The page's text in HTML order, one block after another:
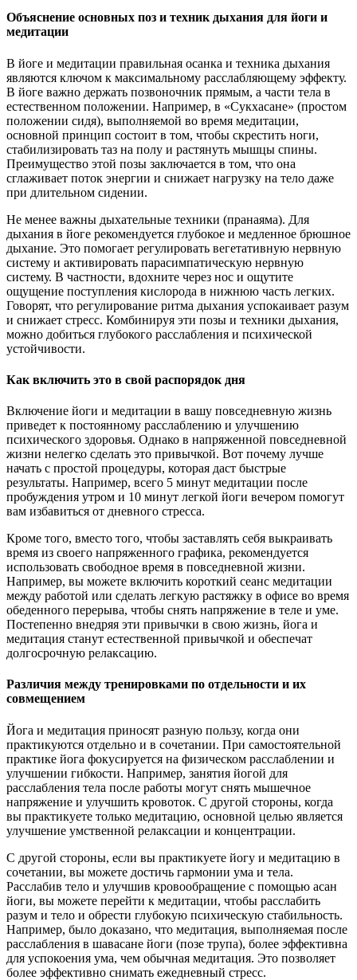
Объяснение основных поз и техник дыхания для йоги и
медитации
В йоге и медитации правильная осанка и техника дыхания
являются ключом к максимальному расслабляющему эффекту.
В йоге важно держать позвоночник прямым, а части тела в
естественном положении. Например, в «Сукхасане» (простом
положении сидя), выполняемой во время медитации,
основной принцип состоит в том, чтобы скрестить ноги,
стабилизировать таз на полу и растянуть мышцы спины.
Преимущество этой позы заключается в том, что она
сглаживает поток энергии и снижает нагрузку на тело даже
при длительном сидении.
Не менее важны дыхательные техники (пранаяма). Для
дыхания в йоге рекомендуется глубокое и медленное брюшное
дыхание. Это помогает регулировать вегетативную нервную
систему и активировать парасимпатическую нервную
систему. В частности, вдохните через нос и ощутите
ощущение поступления кислорода в нижнюю часть легких.
Говорят, что регулирование ритма дыхания успокаивает разум
и снижает стресс. Комбинируя эти позы и техники дыхания,
можно добиться глубокого расслабления и психической
устойчивости.
Как включить это в свой распорядок дня
Включение йоги и медитации в вашу повседневную жизнь
приведет к постоянному расслаблению и улучшению
психического здоровья. Однако в напряженной повседневной
жизни нелегко сделать это привычкой. Вот почему лучше
начать с простой процедуры, которая даст быстрые
результаты. Например, всего 5 минут медитации после
пробуждения утром и 10 минут легкой йоги вечером помогут
вам избавиться от дневного стресса.
Кроме того, вместо того, чтобы заставлять себя выкраивать
время из своего напряженного графика, рекомендуется
использовать свободное время в повседневной жизни.
Например, вы можете включить короткий сеанс медитации
между работой или сделать легкую растяжку в офисе во время
обеденного перерыва, чтобы снять напряжение в теле и уме.
Постепенно внедряя эти привычки в свою жизнь, йога и
медитация станут естественной привычкой и обеспечат
долгосрочную релаксацию.
Различия между тренировками по отдельности и их
совмещением
Йога и медитация приносят разную пользу, когда они
практикуются отдельно и в сочетании. При самостоятельной
практике йога фокусируется на физическом расслаблении и
улучшении гибкости. Например, занятия йогой для
расслабления тела после работы могут снять мышечное
напряжение и улучшить кровоток. С другой стороны, когда
вы практикуете только медитацию, основной целью является
улучшение умственной релаксации и концентрации.
С другой стороны, если вы практикуете йогу и медитацию в
сочетании, вы можете достичь гармонии ума и тела.
Расслабив тело и улучшив кровообращение с помощью асан
йоги, вы можете перейти к медитации, чтобы расслабить
разум и тело и обрести глубокую психическую стабильность.
Например, было доказано, что медитация, выполняемая после
расслабления в шавасане йоги (позе трупа), более эффективна
для успокоения ума, чем обычная медитация. Это позволяет
более эффективно снимать ежедневный стресс.